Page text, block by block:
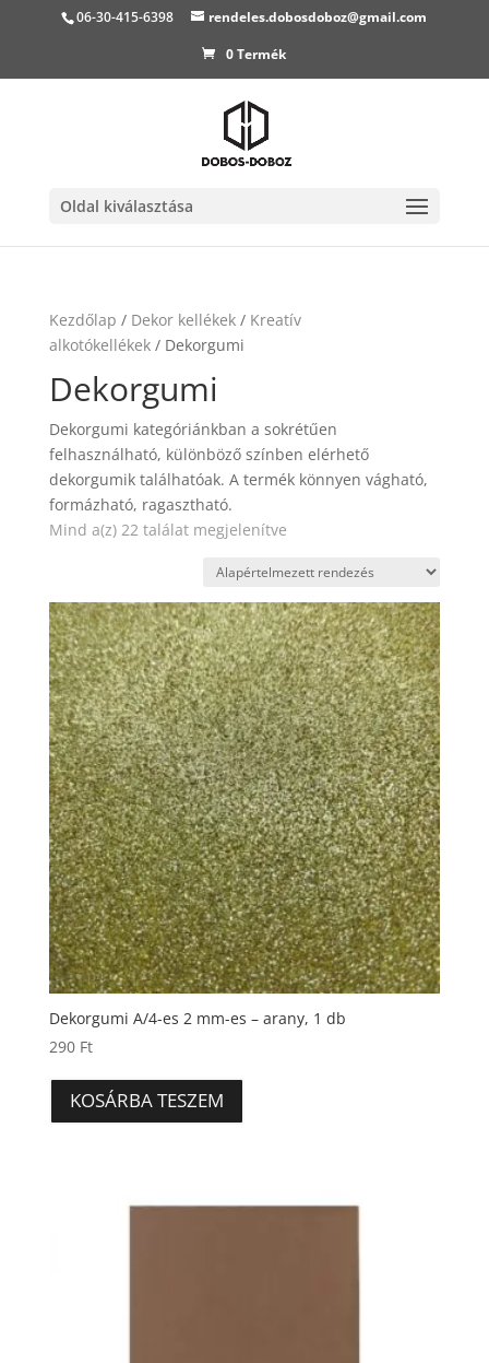
06-30-415-6398
rendeles.dobosdoboz@gmail.com
0 Termék
Oldal kiválasztása
Kezdőlap / Dekor kellékek/ Kreatív
alkotókellékek/ Dekorgumi
Dekorgumi
Dekorgumi kategóriánkban a sokrétűen
felhasználható, különböző színben elérhető
dekorgumik találhatóak. A termék könnyen vágható,
formázható, ragasztható.
Mind a(z) 22 találat megjelenítve
Dekorgumi A/4-es 2 mm-es – arany, 1 db
290 Ft
KOSÁRBA TESZEM